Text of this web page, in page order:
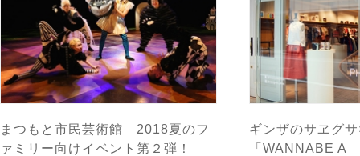
まつもと市民芸術館 2018夏のフ
ァミリー向けイベント第２弾！
ギンザのサヱグ
「WANNABE A